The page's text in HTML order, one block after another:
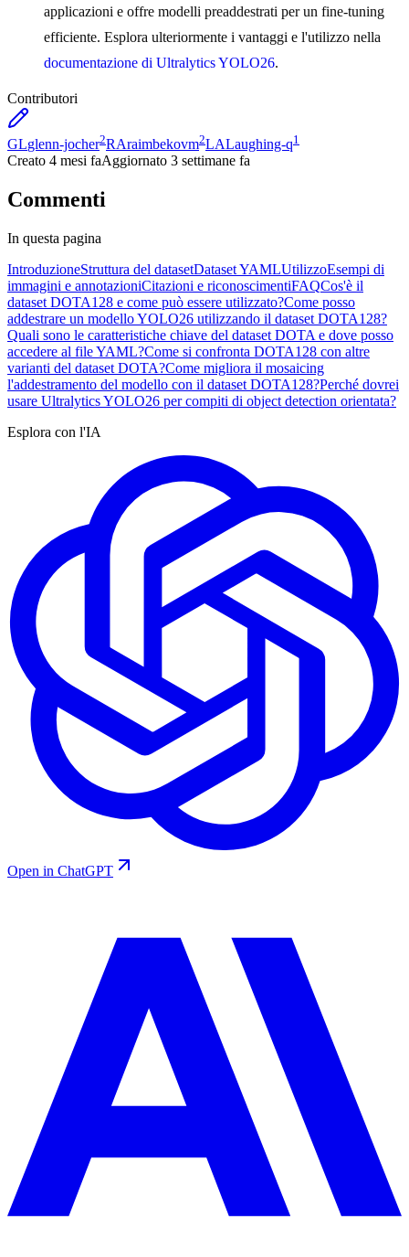
applicazioni e offre modelli preaddestrati per un fine-tuning
efficiente. Esplora ulteriormente i vantaggi e l'utilizzo nella
documentazione di Ultralytics YOLO26.
Contributori
GLglenn-jocher2RAraimbekovm2LALaughing-q1
Creato 4 mesi faAggiornato 3 settimane fa
Commenti
In questa pagina
IntroduzioneStruttura del datasetDataset YAMLUtilizzoEsempi di
immagini e annotazioniCitazioni e riconoscimentiFAQCos'è il
dataset DOTA128 e come può essere utilizzato?Come posso
addestrare un modello YOLO26 utilizzando il dataset DOTA128?
Quali sono le caratteristiche chiave del dataset DOTA e dove posso
accedere al file YAML?Come si confronta DOTA128 con altre
varianti del dataset DOTA?Come migliora il mosaicing
l'addestramento del modello con il dataset DOTA128?Perché dovrei
usare Ultralytics YOLO26 per compiti di object detection orientata?
Esplora con l'IA
Open in ChatGPT